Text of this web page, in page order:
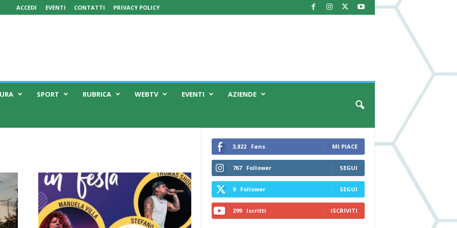
ACCEDI EVENTI CONTATTI PRIVACY POLICY
SPORT RUBRICA WEBTV EVENTI AZIENDE
3,822 Fans MI PIACE
767 Follower SEGUI
9 Follower SEGUI
299 Iscritti ISCRIVITI